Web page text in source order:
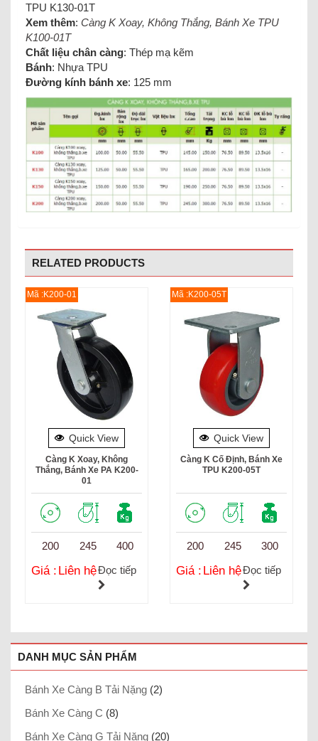
TPU K130-01T
Xem thêm: Càng K Xoay, Không Thắng, Bánh Xe TPU
K100-01T
Chất liệu chân càng: Thép mạ kẽm
Bánh: Nhựa TPU
Đường kính bánh xe: 125 mm
RELATED PRODUCTS
Mã :K200-01
Quick View
Càng K Xoay, Không
Thắng, Bánh Xe PA K200-
01
200 245 400
Giá : Liên hệĐọc tiếp
Mã :K200-05T
Quick View
Càng K Cố Định, Bánh Xe
TPU K200-05T
200 245 300
Giá : Liên hệĐọc tiếp
DANH MỤC SẢN PHẨM
Bánh Xe Càng B Tải Nặng (2)
Bánh Xe Càng C (8)
Bánh Xe Càng G Tải Nặng (20)